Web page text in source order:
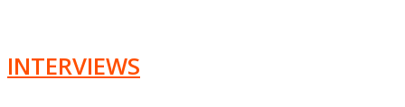
INTERVIEWS